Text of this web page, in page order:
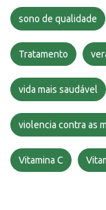
sono de qualidade
Tratamento
vida mais saudável
violencia contra as
Vitamina C